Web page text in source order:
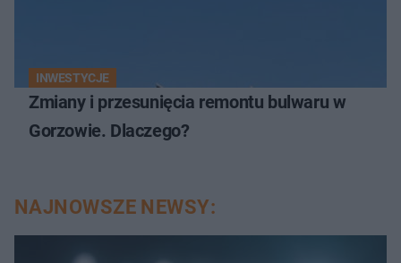
INWESTYCJE
Zmiany i przesunięcia remontu bulwaru w
Gorzowie. Dlaczego?
NAJNOWSZE NEWSY: